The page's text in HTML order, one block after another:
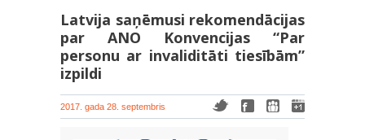
Latvija saņēmusi rekomendācijas
par ANO Konvencijas “Par
personu ar invaliditāti tiesībām”
izpildi
2017. gada 28. septembris